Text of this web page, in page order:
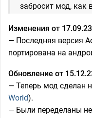
забросит мод, как
Изменения от
— Последняя версия
портирована на
Обновление от
— Теперь мод сделан
World).
— Были переделаны